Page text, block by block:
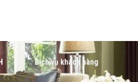
Dịch vụ khách hàng